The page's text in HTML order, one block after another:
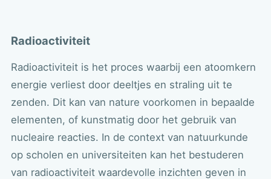
Radioactiviteit
Radioactiviteit is het proces waarbij een atoomkern
energie verliest door deeltjes en straling uit te
zenden. Dit kan van nature voorkomen in bepaalde
elementen, of kunstmatig door het gebruik van
nucleaire reacties. In de context van natuurkunde
op scholen en universiteiten kan het bestuderen
van radioactiviteit waardevolle inzichten geven in